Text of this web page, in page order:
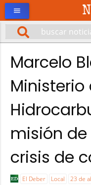
menu
Marcelo
Ministerio
misión
crisis de
El Deber Local 23 de